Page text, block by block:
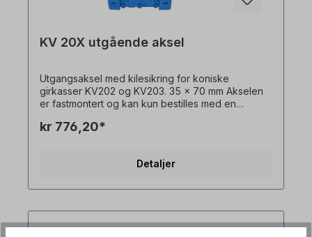
KV 20X utgående aksel
Utgangsaksel med kilesikring for koniske
girkasser KV202 og KV203. 35 x 70 mm Akselen
er fastmontert og kan kun bestilles med en
(basert på monteringsposisjon M1). Alle
kr 776,20*
Detaljer